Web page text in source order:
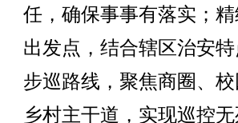
任，确保事事有落实；
出发点，结合辖区治安
步巡路线，聚焦商圈、
乡村主干道，实现巡控